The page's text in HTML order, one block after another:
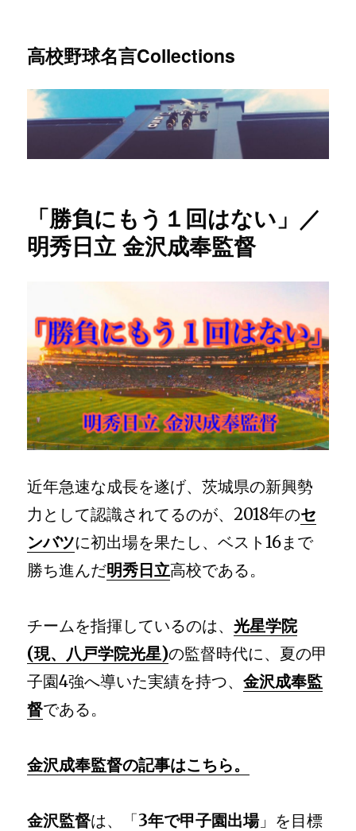
高校野球名言Collections
「勝負にもう１回はない」／
明秀日立 金沢成奉監督
近年急速な成長を遂げ、茨城県の新興勢
力として認識されてるのが、2018年のセ
ンバツに初出場を果たし、ベスト16まで
勝ち進んだ明秀日立高校である。
チームを指揮しているのは、光星学院
(現、八戸学院光星)の監督時代に、夏の甲
子園4強へ導いた実績を持つ、金沢成奉監
督である。
金沢成奉監督の記事はこちら。
金沢監督は、「3年で甲子園出場」を目標